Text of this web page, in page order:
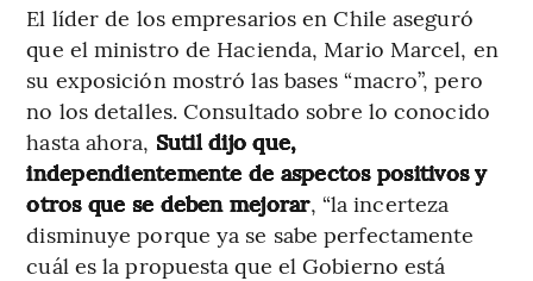
El líder de los empresarios en Chile aseguró
que el ministro de Hacienda, Mario Marcel, en
su exposición mostró las bases “macro”, pero
no los detalles. Consultado sobre lo conocido
hasta ahora, Sutil dijo que,
independientemente de aspectos positivos y
otros que se deben mejorar, “la incerteza
disminuye porque ya se sabe perfectamente
cuál es la propuesta que el Gobierno está